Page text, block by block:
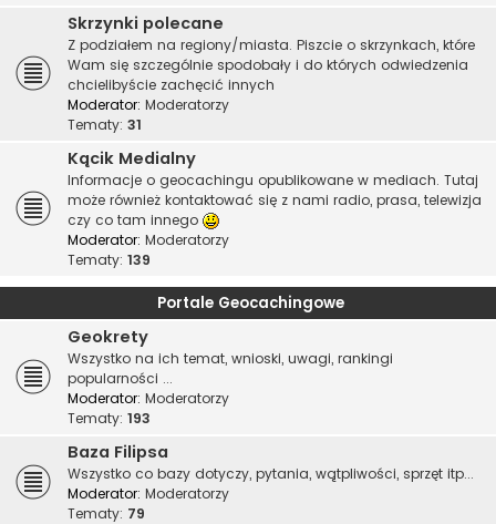
Skrzynki polecane
Z podziałem na regiony/miasta. Piszcie o skrzynkach, które
Wam się szczególnie spodobały i do których odwiedzenia
chcielibyście zachęcić innych
Moderator: Moderatorzy
Tematy: 31
Kącik Medialny
Informacje o geocachingu opublikowane w mediach. Tutaj
może również kontaktować się z nami radio, prasa, telewizja
czy co tam innego
Moderator: Moderatorzy
Tematy: 139
Portale Geocachingowe
Geokrety
Wszystko na ich temat, wnioski, uwagi, rankingi
popularności ...
Moderator: Moderatorzy
Tematy: 193
Baza Filipsa
Wszystko co bazy dotyczy, pytania, wątpliwości, sprzęt itp...
Moderator: Moderatorzy
Tematy: 79